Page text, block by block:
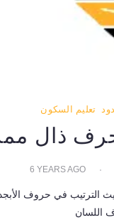
تعليم السكون
ذال
6 YEARS AGO
في حروف